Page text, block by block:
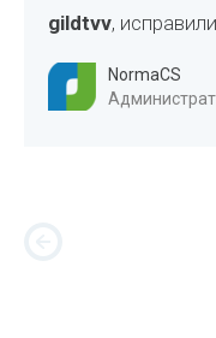
gildtvv,
NormaCS